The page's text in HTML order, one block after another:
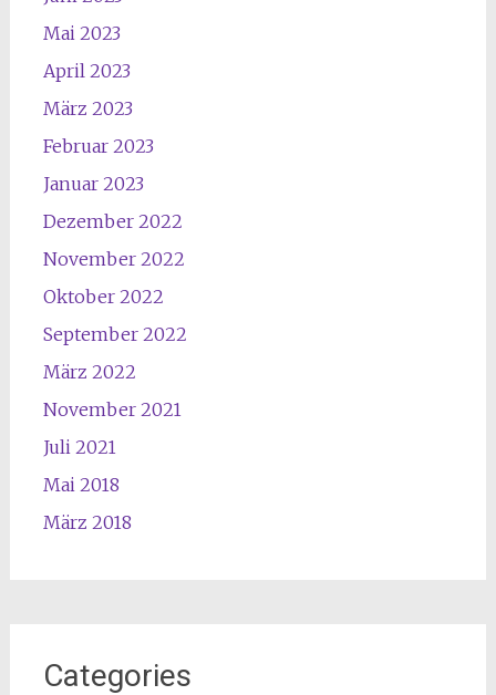
Mai 2023
April 2023
März 2023
Februar 2023
Januar 2023
Dezember 2022
November 2022
Oktober 2022
September 2022
März 2022
November 2021
Juli 2021
Mai 2018
März 2018
Categories